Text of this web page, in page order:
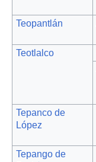
Teopantlán
Teotlalco
Tepanco de
López
Tepango de